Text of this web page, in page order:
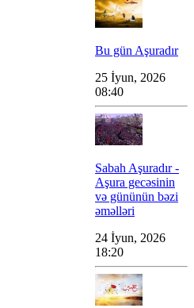
Bu gün Aşuradır
25 İyun, 2026
08:40
Sabah Aşuradır -
Aşura gecəsinin
və gününün bəzi
əməlləri
24 İyun, 2026
18:20